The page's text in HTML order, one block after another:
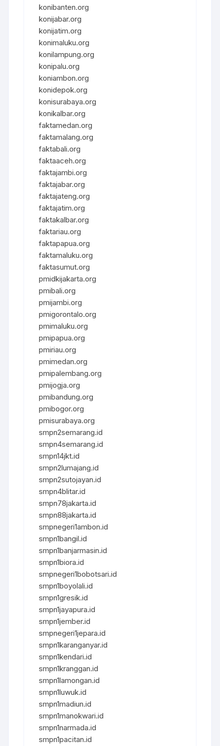
konibanten.org
konijabar.org
konijatim.org
konimaluku.org
konilampung.org
konipalu.org
koniambon.org
konidepok.org
konisurabaya.org
konikalbar.org
faktamedan.org
faktamalang.org
faktabali.org
faktaaceh.org
faktajambi.org
faktajabar.org
faktajateng.org
faktajatim.org
faktakalbar.org
faktariau.org
faktapapua.org
faktamaluku.org
faktasumut.org
pmidkijakarta.org
pmibali.org
pmijambi.org
pmigorontalo.org
pmimaluku.org
pmipapua.org
pmiriau.org
pmimedan.org
pmipalembang.org
pmijogja.org
pmibandung.org
pmibogor.org
pmisurabaya.org
smpn2semarang.id
smpn4semarang.id
smpn14jkt.id
smpn2lumajang.id
smpn2sutojayan.id
smpn4blitar.id
smpn78jakarta.id
smpn88jakarta.id
smpnegeri1ambon.id
smpn1bangil.id
smpn1banjarmasin.id
smpn1biora.id
smpnegeri1bobotsari.id
smpn1boyolali.id
smpn1gresik.id
smpn1jayapura.id
smpn1jember.id
smpnegeri1jepara.id
smpn1karanganyar.id
smpn1kendari.id
smpn1kranggan.id
smpn1lamongan.id
smpn1luwuk.id
smpn1madiun.id
smpn1manokwari.id
smpn1narmada.id
smpn1pacitan.id